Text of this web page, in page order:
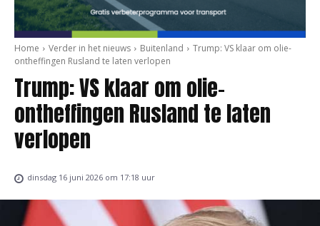
Home Verder in het nieuws Buitenland
Trump: VS klaar om olie-
ontheffingen Rusland te laten verlopen
Trump: VS klaar om olie-
ontheffingen Rusland te laten
verlopen
dinsdag 16 juni 2026 om 17:18 uur